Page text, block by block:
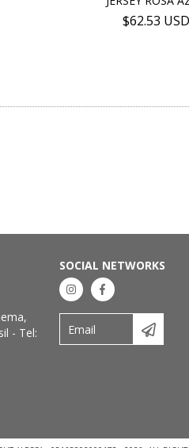
$62.53 USD
- Tel:
SOCIAL NETWORKS